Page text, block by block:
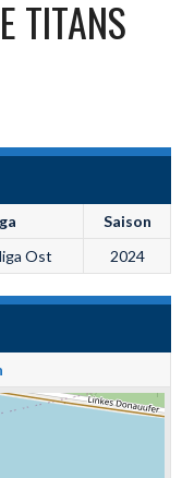
TITANS
Saison
Ost 2024